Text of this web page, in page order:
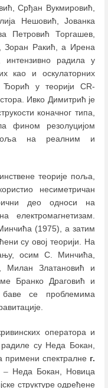
Срђан Вукмировић,
Нешовић, Јованка
Петровић Торгашев,
Ракић, а Ирена
, интензивно радила у
као и оскулаторних
у теорији CR-
Ивко Димитрић је
коначног типа,
фином резолуцијом
поља на реалним и
теорије поља,
несиметричан
део односи на
електромагнетизам.
(1975), а затим
су овој теорији. На
осим С. Минчића,
Милан Златановић и
Бранко Драговић и
се проблемима
оператора и
радиле су Неда Бокан,
спектралне г.
–Неда Бокан, Новица
структуре одређене